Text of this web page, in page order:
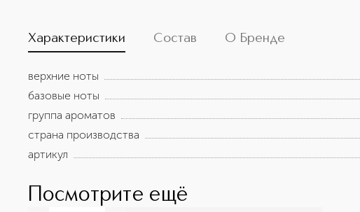
Характеристики Состав О Бренде
верхние ноты
базовые ноты
группа ароматов
страна производства
артикул
Посмотрите ещё